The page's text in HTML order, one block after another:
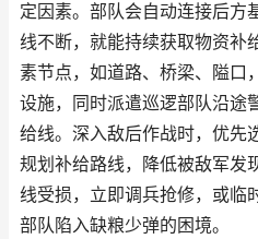
定因素。部队会自动连接后方
线不断，就能持续获取物资补
素节点，如道路、桥梁、隘口
设施，同时派遣巡逻部队沿途
给线。深入敌后作战时，优先
规划补给路线，降低被敌军发
线受损，立即调兵抢修，或临
部队陷入缺粮少弹的困境。